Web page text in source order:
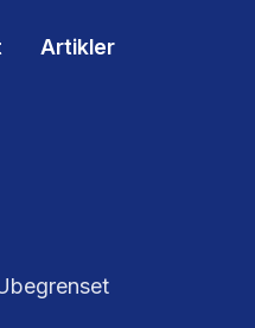
Artikler